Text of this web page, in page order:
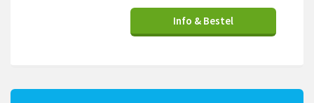
Info & Bestel